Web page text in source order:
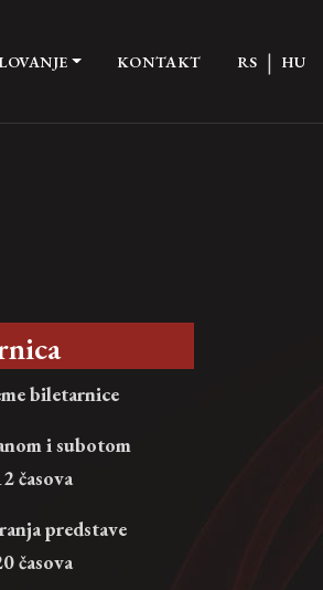
KONTAKT RS | HU
biletarnice
i subotom
časova
predstave
časova